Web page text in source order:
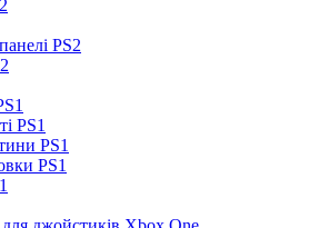
PS2
PS1
PS1
PS1